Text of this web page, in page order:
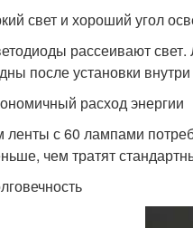
свет и хороший угол
рассеивают
после установки
расход энергии
ленты с 60 лампами
чем тратят